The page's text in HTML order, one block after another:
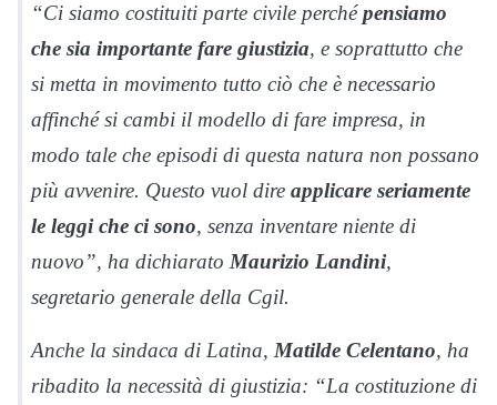
“Ci siamo costituiti parte civile perchépensiamo
che sia importante fare giustizia, e soprattutto che
si metta in movimento tutto ciò che è necessario
affinché si cambi il modello di fare impresa, in
modo tale che episodi di questa natura non possano
più avvenire. Questo vuol dire applicare seriamente
le leggi che ci sono, senza inventare niente di
nuovo”, ha dichiaratoMaurizio Landini,
segretario generale della Cgil.
Anche la sindaca di Latina,Matilde Celentano, ha
ribadito la necessità di giustizia: “La costituzione di